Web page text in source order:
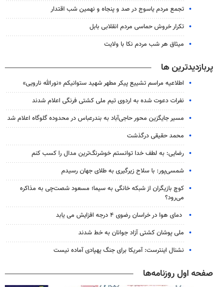
تجمع مردم یاسوج در صد و پنجاه و نهمین شب اقتدار
تکرار خروش حماسی مردم انقلابی بابل
میثاق هر شب مردم نکا با ولایت
پربازدیدترین ها
اطلاعیه مراسم تشییع پیکر مطهر شهید ستوانیکم «نورالله نارویی»
نفرات دعوت شده به اردوی تیم ملی کشتی فرنگی اعلام شدند
مسیر جایگزین محور حاجی‌آباد به بندرعباس در محدوده گلوگاه اعلام شد
محمد حقیقی درگذشت
رضایی: به لطف خدا توانستم خوشرنگ‌ترین مدال را کسب کنم
شمسی‌پور: با سلاح زیرگیری به طلای جهان رسیدم
کوچ بازیگران از شبکه خانگی به سیما؛ مسعود شصت‌چی به مذاکره
می‌رود؟
دمای هوا در خراسان رضوی ۴ درجه افزایش می یابد
ملی پوشان کشتی آزاد جوانان به خط شدند
نشنال اینترست: آمریکا برای جنگ پهپادی آماده نیست
صفحه اول روزنامه‌ها